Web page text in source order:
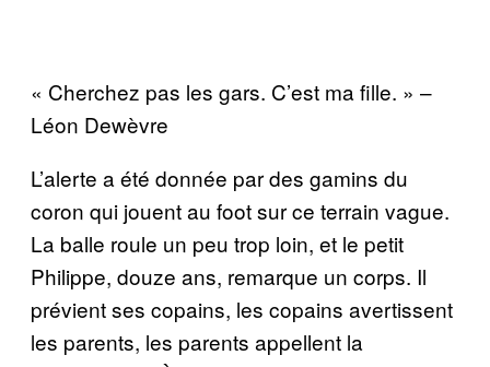
« Cherchez pas les gars. C’est ma fille. » –
Léon Dewèvre
L’alerte a été donnée par des gamins du
coron qui jouent au foot sur ce terrain vague.
La balle roule un peu trop loin, et le petit
Philippe, douze ans, remarque un corps. Il
prévient ses copains, les copains avertissent
les parents, les parents appellent la